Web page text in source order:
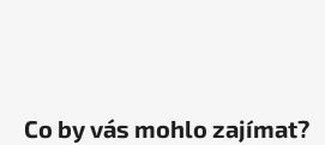
Co by vás mohlo zajímat?